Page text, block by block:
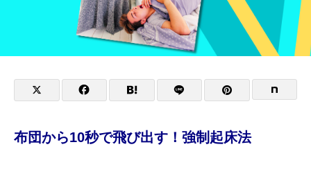
布団から10秒で飛び出す！強制起床法